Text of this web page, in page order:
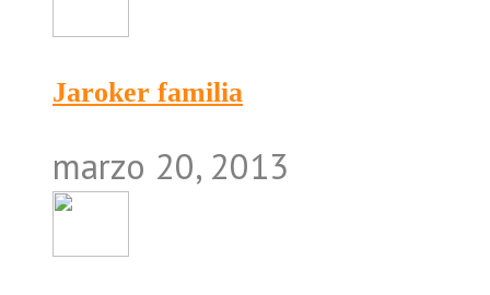
Jaroker familia
marzo 20, 2013